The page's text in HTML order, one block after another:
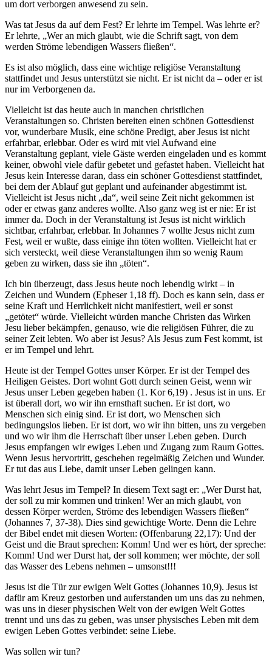
um dort verborgen anwesend zu sein.
Was tat Jesus da auf dem Fest? Er lehrte im Tempel. Was lehrte er?
Er lehrte, „Wer an mich glaubt, wie die Schrift sagt, von dem
werden Ströme lebendigen Wassers fließen“.
Es ist also möglich, dass eine wichtige religiöse Veranstaltung
stattfindet und Jesus unterstützt sie nicht. Er ist nicht da – oder er ist
nur im Verborgenen da.
Vielleicht ist das heute auch in manchen christlichen
Veranstaltungen so. Christen bereiten einen schönen Gottesdienst
vor, wunderbare Musik, eine schöne Predigt, aber Jesus ist nicht
erfahrbar, erlebbar. Oder es wird mit viel Aufwand eine
Veranstaltung geplant, viele Gäste werden eingeladen und es kommt
keiner, obwohl viele dafür gebetet und gefastet haben. Vielleicht hat
Jesus kein Interesse daran, dass ein schöner Gottesdienst stattfindet,
bei dem der Ablauf gut geplant und aufeinander abgestimmt ist.
Vielleicht ist Jesus nicht „da“, weil seine Zeit nicht gekommen ist
oder er etwas ganz anderes wollte. Also ganz weg ist er nie: Er ist
immer da. Doch in der Veranstaltung ist Jesus ist nicht wirklich
sichtbar, erfahrbar, erlebbar. In Johannes 7 wollte Jesus nicht zum
Fest, weil er wußte, dass einige ihn töten wollten. Vielleicht hat er
sich versteckt, weil diese Veranstaltungen ihm so wenig Raum
geben zu wirken, dass sie ihn „töten“.
Ich bin überzeugt, dass Jesus heute noch lebendig wirkt – in
Zeichen und Wundern (Epheser 1,18 ff). Doch es kann sein, dass er
seine Kraft und Herrlichkeit nicht manifestiert, weil er sonst
„getötet“ würde. Vielleicht würden manche Christen das Wirken
Jesu lieber bekämpfen, genauso, wie die religiösen Führer, die zu
seiner Zeit lebten. Wo aber ist Jesus? Als Jesus zum Fest kommt, ist
er im Tempel und lehrt.
Heute ist der Tempel Gottes unser Körper. Er ist der Tempel des
Heiligen Geistes. Dort wohnt Gott durch seinen Geist, wenn wir
Jesus unser Leben gegeben haben (1. Kor 6,19) . Jesus ist in uns. Er
ist überall dort, wo wir ihn ernsthaft suchen. Er ist dort, wo
Menschen sich einig sind. Er ist dort, wo Menschen sich
bedingungslos lieben. Er ist dort, wo wir ihn bitten, uns zu vergeben
und wo wir ihm die Herrschaft über unser Leben geben. Durch
Jesus empfangen wir ewiges Leben und Zugang zum Raum Gottes.
Wenn Jesus hervortritt, geschehen regelmäßig Zeichen und Wunder.
Er tut das aus Liebe, damit unser Leben gelingen kann.
Was lehrt Jesus im Tempel? In diesem Text sagt er: „Wer Durst hat,
der soll zu mir kommen und trinken! Wer an mich glaubt, von
dessen Körper werden, Ströme des lebendigen Wassers fließen“
(Johannes 7, 37-38). Dies sind gewichtige Worte. Denn die Lehre
der Bibel endet mit diesen Worten: (Offenbarung 22,17): Und der
Geist und die Braut sprechen: Komm! Und wer es hört, der spreche:
Komm! Und wer Durst hat, der soll kommen; wer möchte, der soll
das Wasser des Lebens nehmen – umsonst!!!
Jesus ist die Tür zur ewigen Welt Gottes (Johannes 10,9). Jesus ist
dafür am Kreuz gestorben und auferstanden um uns das zu nehmen,
was uns in dieser physischen Welt von der ewigen Welt Gottes
trennt und uns das zu geben, was unser physisches Leben mit dem
ewigen Leben Gottes verbindet: seine Liebe.
Was sollen wir tun?